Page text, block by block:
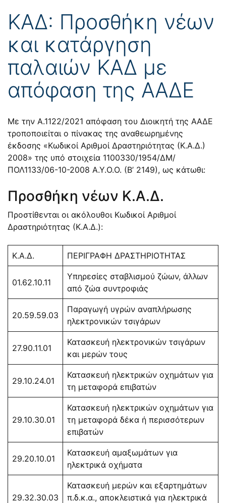
ΚΑΔ: Προσθήκη νέων
και κατάργηση
παλαιών ΚΑΔ με
απόφαση της ΑΑΔΕ
Με την Α.1122/2021 απόφαση του Διοικητή της ΑΑΔΕ
τροποποιείται ο πίνακας της αναθεωρημένης
έκδοσης «Κωδικοί Αριθμοί Δραστηριότητας (Κ.Α.Δ.)
2008» της υπό στοιχεία 1100330/1954/ΔΜ/
ΠΟΛ1133/06-10-2008 Α.Υ.Ο.Ο. (Β’ 2149), ως κάτωθι:
Προσθήκη νέων Κ.Α.Δ.
Προστίθενται οι ακόλουθοι Κωδικοί Αριθμοί
Δραστηριότητας (Κ.Α.Δ.):
Κ.Α.Δ. ΠΕΡΙΓΡΑΦΗ ΔΡΑΣΤΗΡΙΟΤΗΤΑΣ
01.62.10.11
Υπηρεσίες σταβλισμού ζώων, άλλων
από ζώα συντροφιάς
20.59.59.03
Παραγωγή υγρών αναπλήρωσης
ηλεκτρονικών τσιγάρων
27.90.11.01
Κατασκευή ηλεκτρονικών τσιγάρων
και μερών τους
29.10.24.01
Κατασκευή ηλεκτρικών οχημάτων για
τη μεταφορά επιβατών
29.10.30.01
Κατασκευή ηλεκτρικών οχημάτων για
τη μεταφορά δέκα ή περισσότερων
επιβατών
29.20.10.01
Κατασκευή αμαξωμάτων για
ηλεκτρικά οχήματα
29.32.30.03
Κατασκευή μερών και εξαρτημάτων
π.δ.κ.α., αποκλειστικά για ηλεκτρικά